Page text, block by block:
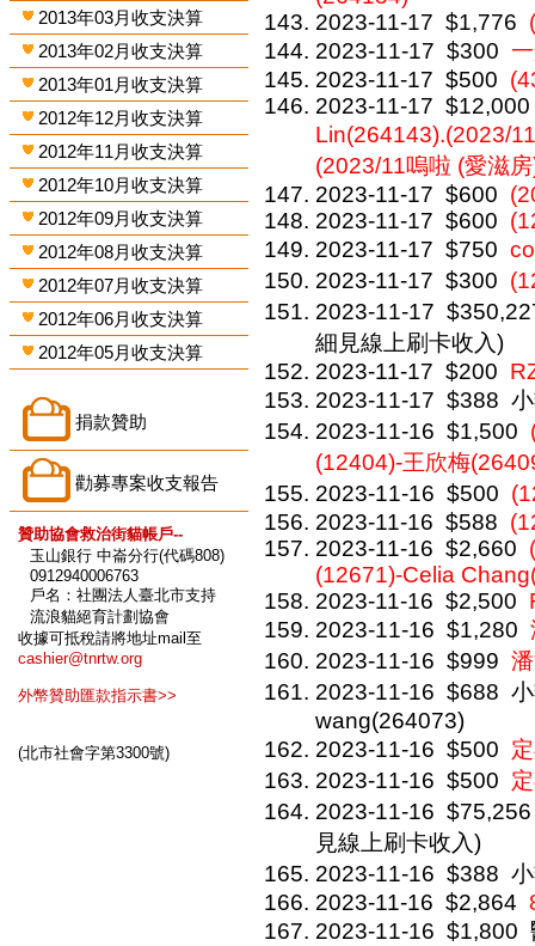
2013年03月收支決算
2013年02月收支決算
2013年01月收支決算
2012年12月收支決算
2012年11月收支決算
2012年10月收支決算
2012年09月收支決算
2012年08月收支決算
2012年07月收支決算
2012年06月收支決算
2012年05月收支決算
捐款贊助
勸募專案收支報告
贊助協會救治街貓帳戶--
玉山銀行 中崙分行(代碼808)
0912940006763
戶名：社團法人臺北市支持
流浪貓絕育計劃協會
收據可抵稅請將地址mail至
cashier@tnrtw.org
外幣贊助匯款指示書>>
(北市社會字第3300號)
2023-11-17 $1,776
2023-11-17 $300
2023-11-17 $500
2023-11-17 $12,000
Lin(264143).(2023/
(2023/11嗚啦 (愛滋
2023-11-17 $600
2023-11-17 $600
2023-11-17 $750
2023-11-17 $300
2023-11-17
細見線上刷卡收入)
2023-11-17 $200
2023-11-17 $388
2023-11-16 $1,500
(12404)-王欣梅
2023-11-16 $500
2023-11-16 $588
2023-11-16 $2,660
(12671)-Celia
2023-11-16 $2,500
2023-11-16 $1,280
2023-11-16 $999
2023-11-16 $688
wang(264073)
2023-11-16 $500
2023-11-16 $500
2023-11-16 $75,256
見線上刷卡收入)
2023-11-16 $388
2023-11-16 $2,864
2023-11-16 $1,800